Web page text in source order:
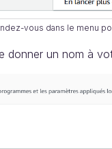
vous dans le menu
donner un nom à